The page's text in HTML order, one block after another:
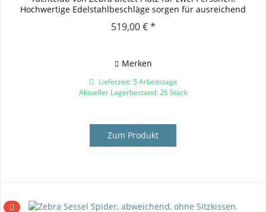
Hochwertige Edelstahlbeschläge sorgen für ausreichend
Stabilität. Durch die...
519,00 € *
Merken
Lieferzeit: 5 Arbeitstage
Aktueller Lagerbestand: 26 Stück
Zum Produkt